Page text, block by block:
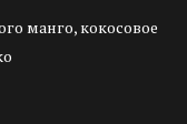
манго, кокосовое